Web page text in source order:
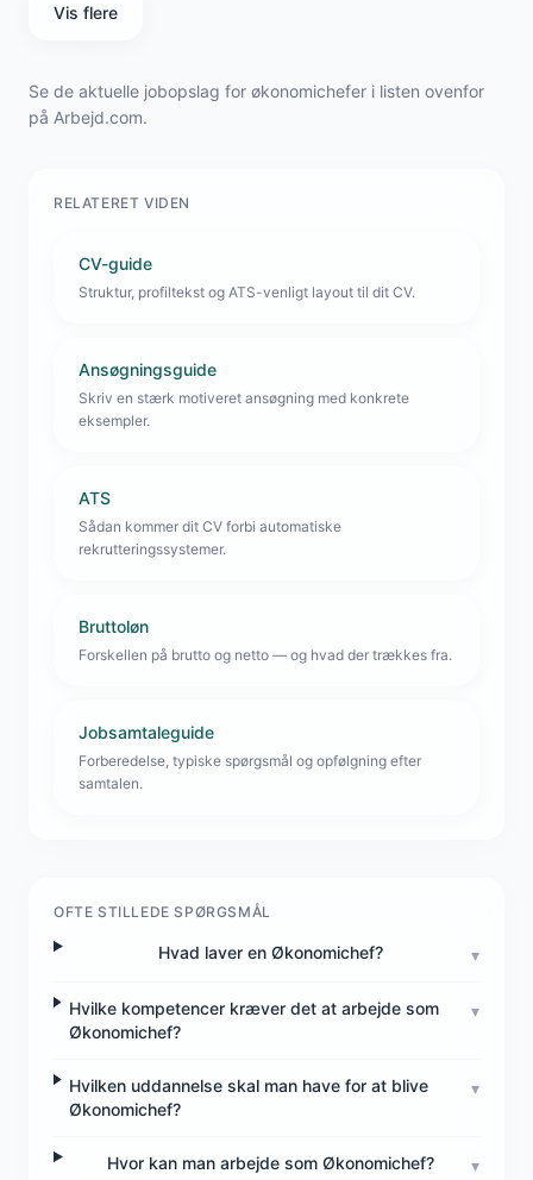
Vis flere
Se de aktuelle jobopslag for økonomichefer i listen ovenfor
på Arbejd.com.
RELATERET VIDEN
CV-guide
Struktur, profiltekst og ATS-venligt layout til dit CV.
Ansøgningsguide
Skriv en stærk motiveret ansøgning med konkrete
eksempler.
ATS
Sådan kommer dit CV forbi automatiske
rekrutteringssystemer.
Bruttoløn
Forskellen på brutto og netto — og hvad der trækkes fra.
Jobsamtaleguide
Forberedelse, typiske spørgsmål og opfølgning efter
samtalen.
OFTE STILLEDE SPØRGSMÅL
Hvad laver en Økonomichef? ▾
Hvilke kompetencer kræver det at arbejde som
Økonomichef?
▾
Hvilken uddannelse skal man have for at blive
Økonomichef?
▾
Hvor kan man arbejde som Økonomichef? ▾